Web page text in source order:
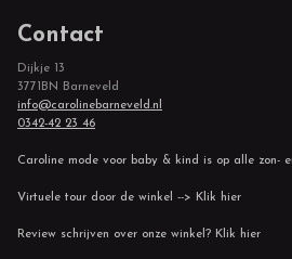
Contact
Dijkje 13
3771BN Barneveld
info@carolinebarneveld.nl
0342-42 23 46
Caroline mode voor baby & kind is op alle zon-
Virtuele tour door de winkel --> Klik hier
Review schrijven over onze winkel? Klik hier